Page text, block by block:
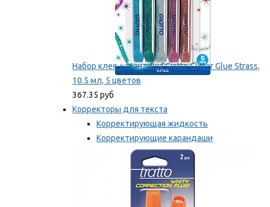
Набор клея-карандаша Giotto Glitter Glue Strass,
10.5 мл, 5 цветов
367.35 руб
Корректоры для текста
Корректирующая жидкость
Корректирующие карандаши
Корректирующие ленты
Мы рекомендуем